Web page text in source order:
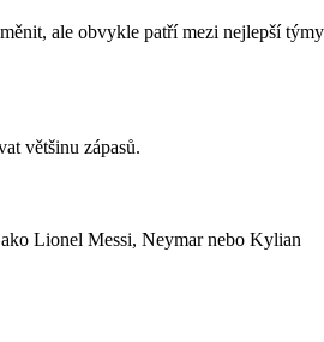
ale obvykle patří mezi nejlepší týmy
většinu zápasů.
Lionel Messi, Neymar nebo Kylian